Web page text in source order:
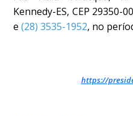
Kennedy-ES, CEP 29350-
e(28) 3535-1952, no
https://